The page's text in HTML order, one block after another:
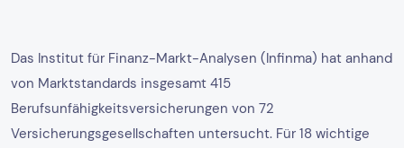
Das Institut für Finanz-Markt-Analysen (Infinma) hat anhand
von Marktstandards insgesamt 415
Berufsunfähigkeitsversicherungen von 72
Versicherungsgesellschaften untersucht. Für 18 wichtige